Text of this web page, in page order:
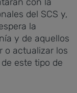
con la
del SCS y,
la
y de aquellos
o actualizar los
este tipo de